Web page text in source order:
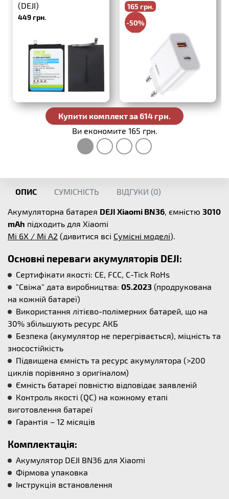
(DEJI)
449 грн.
PD+QC3.0
165 грн.
-50%
Купити комплект за 614 грн.
Ви економите 165 грн.
ОПИС СУМІСНІСТЬ ВІДГУКИ (0)
Акумуляторна батарея DEJI Xiaomi BN36, ємністю 3010
mAh підходить для Xiaomi
Mi 6X / Mi A2 (дивитися всі Сумісні моделі).
Основні переваги акумуляторів DEJI:
Сертифікати якості: CE, FCC, C-Tick RoHs
"Свіжа" дата виробництва: 05.2023 (продрукована
на кожній батареї)
Використання літієво-полімерних батарей, що на
30% збільшують ресурс АКБ
Безпека (акумулятор не перегрівається), міцність та
зносостійкість
Підвищена ємність та ресурс акумулятора (>200
циклів порівняно з оригіналом)
Ємність батареї повністю відповідає заявленій
Контроль якості (QC) на кожному етапі
виготовлення батареї
Гарантія – 12 місяців
Комплектація:
Акумулятор DEJI BN36 для Xiaomi
Фірмова упаковка
Інструкція встановлення